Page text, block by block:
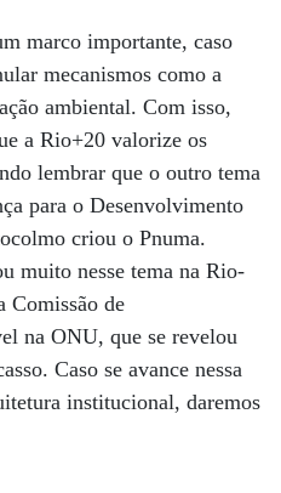
marco importante, caso
mecanismos como a
ambiental. Com isso,
a Rio+20 valorize os
lembrar que o outro tema
para o Desenvolvimento
criou o Pnuma.
muito nesse tema na Rio-
Comissão de
na ONU, que se revelou
Caso se avance nessa
institucional, daremos